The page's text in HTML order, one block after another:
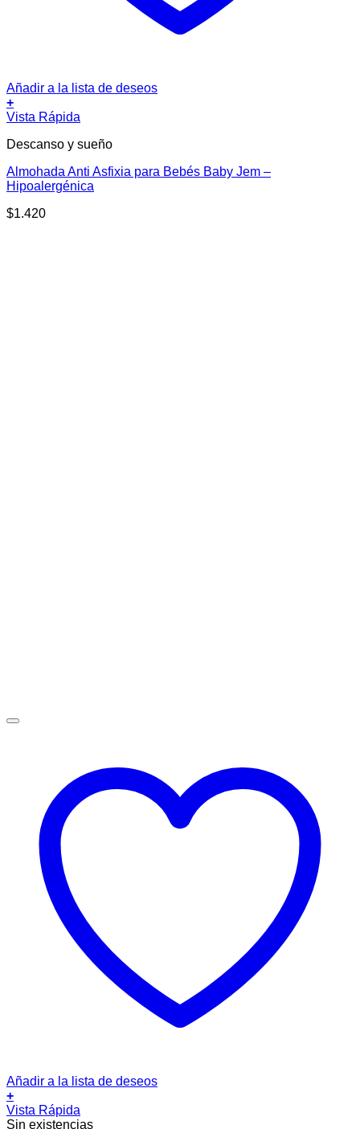
Añadir a la lista de deseos
+
Vista Rápida
Descanso y sueño
Almohada Anti Asfixia para Bebés Baby Jem –
Hipoalergénica
$1.420
Añadir a la lista de deseos
+
Este
producto
Vista Rápida
Sin existencias